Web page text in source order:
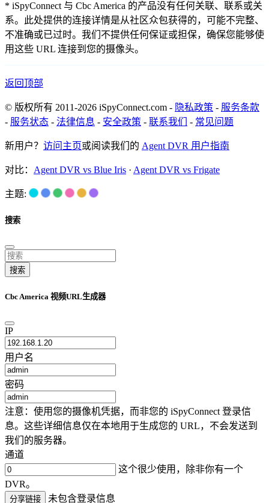
* iSpyConnect 与 Cbc America 的产品没有任何关联、联系或关
系。此处提供的连接详情是从社区众包获得的，可能不完整、
不准确或已过时。我们不提供任何保证或担保，确保您能够使
用这些 URL 连接到您的摄像头。
返回顶部
© 版权所有 2011-2026 iSpyConnect.com - 隐私政策 - 服务条款
- 服务状态 - 法律信息 - 安全政策 - 联系我们 - 常见问题
新用户？ 访问主页或阅读我们的 Agent DVR 用户指南
对比： Agent DVR vs Blue Iris · Agent DVR vs Frigate
主题:
搜索
搜索
Cbc America 视频URL生成器
IP
用户名
密码
注意：使用您的摄像机凭据，而非您的 iSpyConnect 登录信
息。这些详细信息仅在本地用于生成您的 URL，不会发送到
我们的服务器。
通道
这个很少使用，除非你有一个
DVR。
分享链接 未包含登录信息